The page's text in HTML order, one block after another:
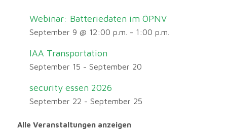
Webinar: Batteriedaten im ÖPNV
September 9 @ 12:00 p.m. - 1:00 p.m.
IAA Transportation
September 15 - September 20
security essen 2026
September 22 - September 25
Alle Veranstaltungen anzeigen